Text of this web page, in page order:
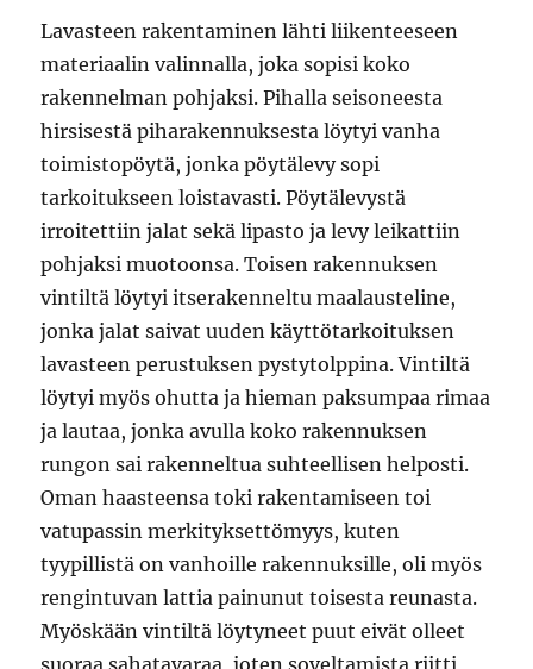
Lavasteen rakentaminen lähti liikenteeseen
materiaalin valinnalla, joka sopisi koko
rakennelman pohjaksi. Pihalla seisoneesta
hirsisestä piharakennuksesta löytyi vanha
toimistopöytä, jonka pöytälevy sopi
tarkoitukseen loistavasti. Pöytälevystä
irroitettiin jalat sekä lipasto ja levy leikattiin
pohjaksi muotoonsa. Toisen rakennuksen
vintiltä löytyi itserakenneltu maalausteline,
jonka jalat saivat uuden käyttötarkoituksen
lavasteen perustuksen pystytolppina. Vintiltä
löytyi myös ohutta ja hieman paksumpaa rimaa
ja lautaa, jonka avulla koko rakennuksen
rungon sai rakenneltua suhteellisen helposti.
Oman haasteensa toki rakentamiseen toi
vatupassin merkityksettömyys, kuten
tyypillistä on vanhoille rakennuksille, oli myös
rengintuvan lattia painunut toisesta reunasta.
Myöskään vintiltä löytyneet puut eivät olleet
suoraa sahatavaraa, joten soveltamista riitti